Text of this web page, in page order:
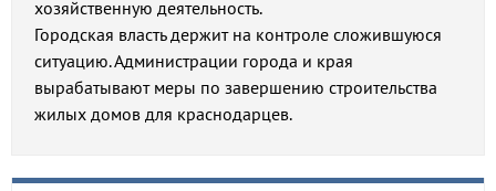
хозяйственную деятельность.
Городская власть держит на контроле сложившуюся
ситуацию. Администрации города и края
вырабатывают меры по завершению строительства
жилых домов для краснодарцев.